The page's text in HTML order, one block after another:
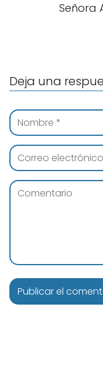
Señora
Deja una